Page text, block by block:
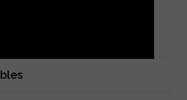
30%